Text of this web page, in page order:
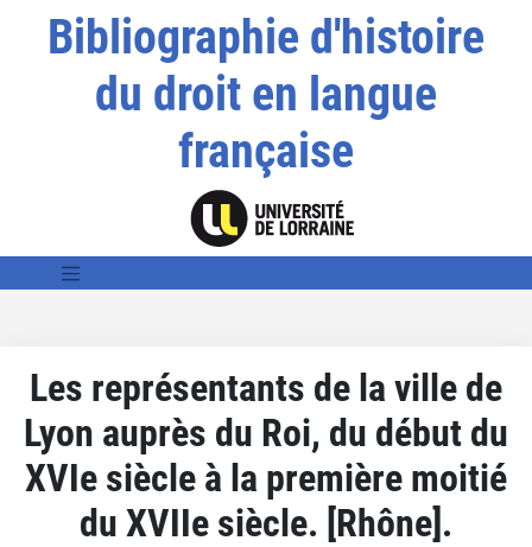
Bibliographie d'histoire
du droit en langue
française
Les représentants de la ville de
Lyon auprès du Roi, du début du
XVIe siècle à la première moitié
du XVIIe siècle. [Rhône].